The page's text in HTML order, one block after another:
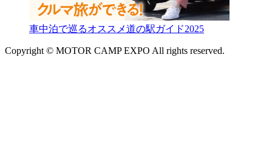
車中泊で巡るオススメ道の駅ガイド2025
Copyright © MOTOR CAMP EXPO All rights reserved.